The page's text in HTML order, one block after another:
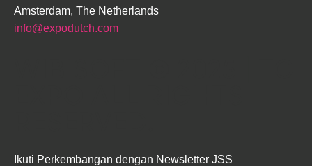
Amsterdam, The Netherlands
info@expodutch.com
Ikuti Perkembangan dengan Newsletter JSS